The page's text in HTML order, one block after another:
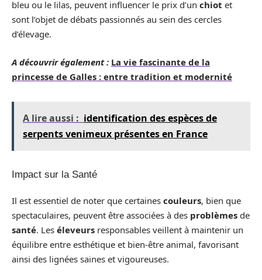
bleu ou le lilas, peuvent influencer le prix d’un chiot et
sont l’objet de débats passionnés au sein des cercles
d’élevage.
A découvrir également : La vie fascinante de la
princesse de Galles : entre tradition et modernité
A lire aussi : identification des espèces de
serpents venimeux présentes en France
Impact sur la Santé
Il est essentiel de noter que certaines couleurs, bien que
spectaculaires, peuvent être associées à des problèmes de
santé. Les éleveurs responsables veillent à maintenir un
équilibre entre esthétique et bien-être animal, favorisant
ainsi des lignées saines et vigoureuses.